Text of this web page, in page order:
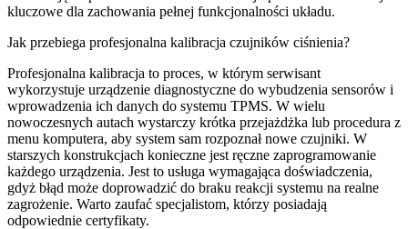
kluczowe dla zachowania pełnej funkcjonalności układu.
Jak przebiega profesjonalna kalibracja czujników ciśnienia?
Profesjonalna kalibracja to proces, w którym serwisant
wykorzystuje urządzenie diagnostyczne do wybudzenia sensorów i
wprowadzenia ich danych do systemu TPMS. W wielu
nowoczesnych autach wystarczy krótka przejażdżka lub procedura z
menu komputera, aby system sam rozpoznał nowe czujniki. W
starszych konstrukcjach konieczne jest ręczne zaprogramowanie
każdego urządzenia. Jest to usługa wymagająca doświadczenia,
gdyż błąd może doprowadzić do braku reakcji systemu na realne
zagrożenie. Warto zaufać specjalistom, którzy posiadają
odpowiednie certyfikaty.